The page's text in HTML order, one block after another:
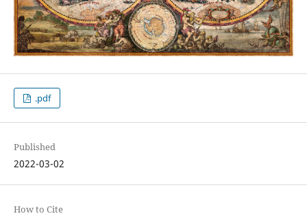
.pdf
Published
2022-03-02
How to Cite